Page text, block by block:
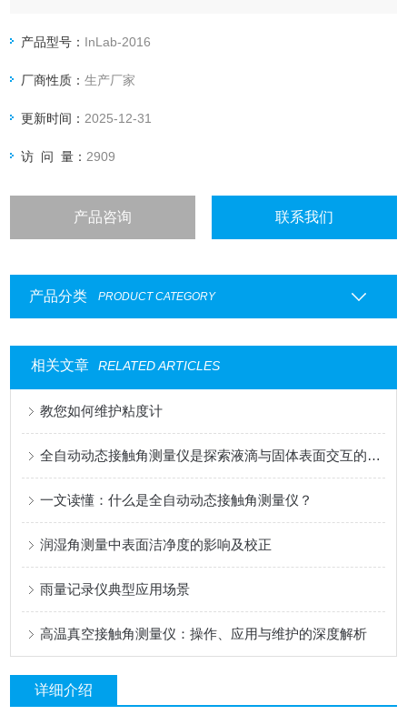
于使用者上手操作。可广泛应用于环保环境监测、科研水质检
产品型号： InLab-2016
厂商性质：生产厂家
更新时间： 2025-12-31
访 问 量： 2909
产品咨询 联系我们
产品分类 PRODUCT CATEGORY
相关文章 RELATED ARTICLES
教您如何维护粘度计
全自动动态接触角测量仪是探索液滴与固体表面交互的工具
一文读懂：什么是全自动动态接触角测量仪？
润湿角测量中表面洁净度的影响及校正
雨量记录仪典型应用场景
高温真空接触角测量仪：操作、应用与维护的深度解析
详细介绍